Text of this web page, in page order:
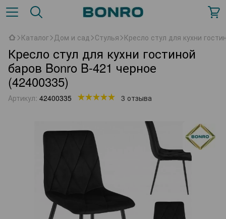
Каталог Дом и сад Стулья Кресло стул для кухни
Кресло стул для кухни гостиной
баров Bonro B-421 черное
(42400335)
Артикул: 42400335 3 отзыва